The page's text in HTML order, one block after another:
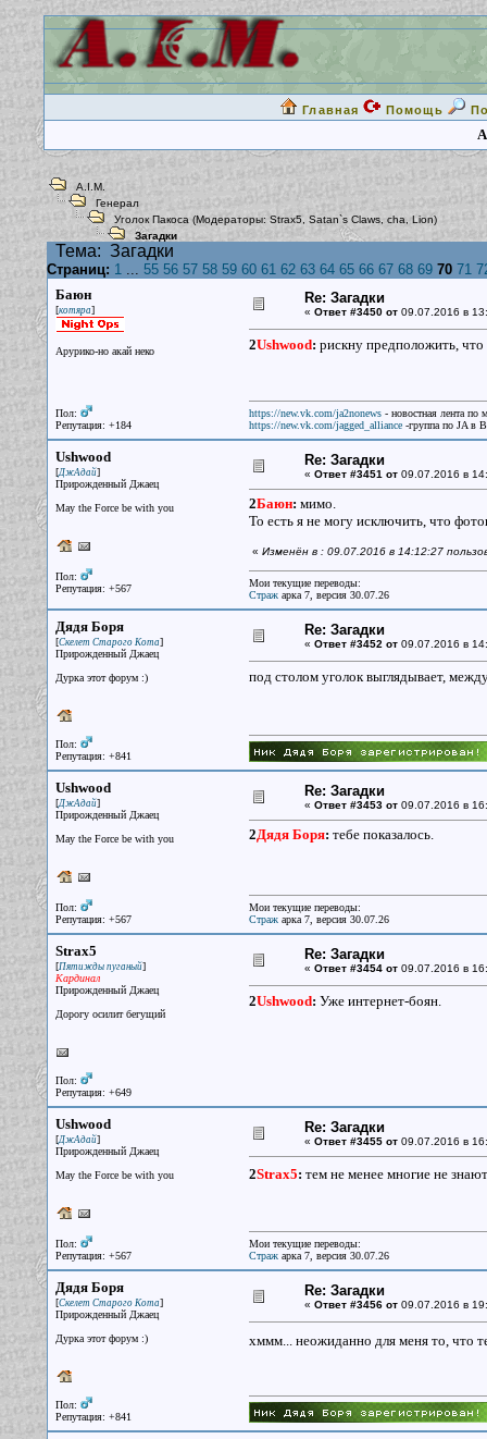
Главная Помощь
A.I.M.
Генерал
Уголок Пакоса (Модераторы:Strax5, Satan`s Claws,cha,Lion)
Загадки
Тема: Загадки
Страниц: 1... 55 56 57 58 59 60 61 62 63 64 65 66 67 68 69 70 71
Баюн
[котяра]
Арурико-но акай неко
Пол:
Репутация: +184
Re: Загадки
« Ответ #3450 от09.07.2016 в
2Ushwood: рискну предположить,
https://new.vk.com/ja2nonews- новостная лента по
https://new.vk.com/jagged_alliance-группа по JA в
Ushwood
[ДжАдай]
Прирожденный Джаец
May the Force be with you
Пол:
Репутация: +567
Re: Загадки
« Ответ #3451 от09.07.2016 в
2Баюн: мимо.
То есть я не могу исключить, что
« Изменён в : 09.07.2016 в 14:12:27
Мои текущие переводы:
Стражарка 7, версия 30.07.26
Дядя Боря
[Скелет Старого Кота]
Прирожденный Джаец
Дурка этот форум :)
Пол:
Репутация: +841
Re: Загадки
« Ответ #3452 от09.07.2016 в
под столом уголок выглядывает,
Ushwood
[ДжАдай]
Прирожденный Джаец
May the Force be with you
Пол:
Репутация: +567
Re: Загадки
« Ответ #3453 от09.07.2016 в
2Дядя Боря: тебе показалось.
Мои текущие переводы:
Стражарка 7, версия 30.07.26
Strax5
[Пятижды пуганый]
Кардинал
Прирожденный Джаец
Дорогу осилит бегущий
Пол:
Репутация: +649
Re: Загадки
« Ответ #3454 от09.07.2016 в
2Ushwood: Уже интернет-боян.
Ushwood
[ДжАдай]
Прирожденный Джаец
May the Force be with you
Пол:
Репутация: +567
Re: Загадки
« Ответ #3455 от09.07.2016 в
2Strax5: тем не менее многие не
Мои текущие переводы:
Стражарка 7, версия 30.07.26
Дядя Боря
[Скелет Старого Кота]
Прирожденный Джаец
Дурка этот форум :)
Пол:
Репутация: +841
Re: Загадки
« Ответ #3456 от09.07.2016 в
хммм... неожиданно для меня то, что